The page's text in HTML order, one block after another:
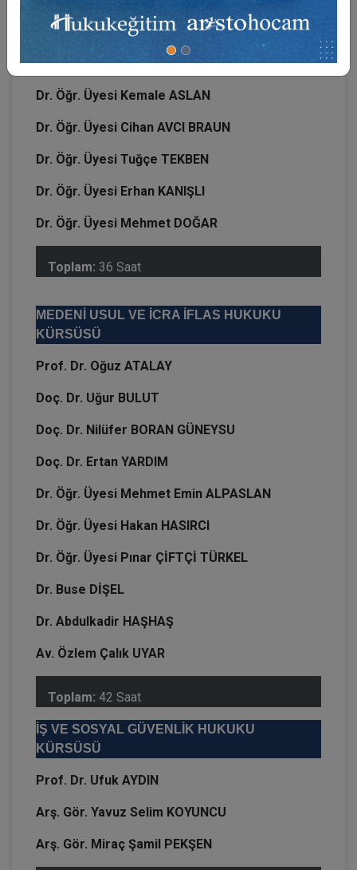
Doç. Dr. Ayşen Çilenti KONURALP
Dr. Öğr. Üyesi Hande DENİZ
Dr. Öğr. Üyesi Kemale ASLAN
Dr. Öğr. Üyesi Cihan AVCI BRAUN
Dr. Öğr. Üyesi Tuğçe TEKBEN
Dr. Öğr. Üyesi Erhan KANIŞLI
Dr. Öğr. Üyesi Mehmet DOĞAR
Toplam: 36 Saat
MEDENİ USUL VE İCRA İFLAS HUKUKU
KÜRSÜSÜ
Prof. Dr. Oğuz ATALAY
Doç. Dr. Uğur BULUT
Doç. Dr. Nilüfer BORAN GÜNEYSU
Doç. Dr. Ertan YARDIM
Dr. Öğr. Üyesi Mehmet Emin ALPASLAN
Dr. Öğr. Üyesi Hakan HASIRCI
Dr. Öğr. Üyesi Pınar ÇİFTÇİ TÜRKEL
Dr. Buse DİŞEL
Dr. Abdulkadir HAŞHAŞ
Av. Özlem Çalık UYAR
Toplam: 42 Saat
İŞ VE SOSYAL GÜVENLİK HUKUKU
KÜRSÜSÜ
Prof. Dr. Ufuk AYDIN
Arş. Gör. Yavuz Selim KOYUNCU
Arş. Gör. Miraç Şamil PEKŞEN